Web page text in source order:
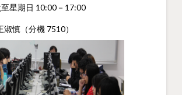
星期日 10:00－17:00
慎（分機 7510）